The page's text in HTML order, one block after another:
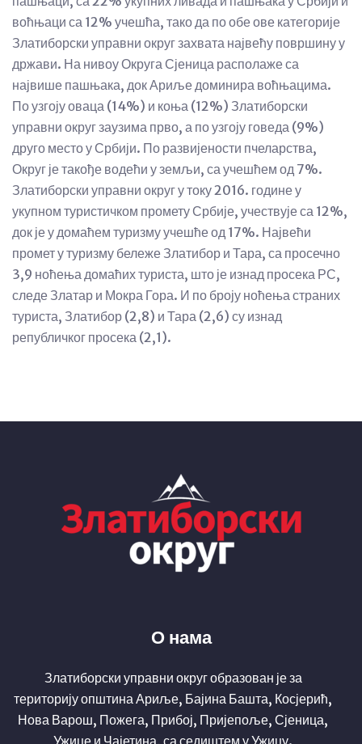
воћњаци са 12% учешћа, тако да по обе ове категорије
Златиборски управни округ захвата највећу површину у
држави. На нивоу Округа Сјеница располаже са
највише пашњака, док Ариље доминира воћњацима.
По узгоју оваца (14%) и коња (12%) Златиборски
управни округ заузима прво, а по узгоју говеда (9%)
друго место у Србији. По развијености пчеларства,
Округ је такође водећи у земљи, са учешћем од 7%.
Златиборски управни округ у току 2016. године у
укупном туристичком промету Србије, учествује са 12%,
док је у домаћем туризму учешће од 17%. Највећи
промет у туризму бележе Златибор и Тара, са просечно
3,9 ноћења домаћих туриста, што је изнад просека РС,
следе Златар и Мокра Гора. И по броју ноћења страних
туриста, Златибор (2,8) и Тара (2,6) су изнад
републичког просека (2,1).
О нама
Златиборски управни округ образован је за
територију општина Ариље, Бајина Башта, Косјерић,
Нова Варош, Пожега, Прибој, Пријепоље, Сјеница,
Ужице и Чајетина, са седиштем у Ужицу.